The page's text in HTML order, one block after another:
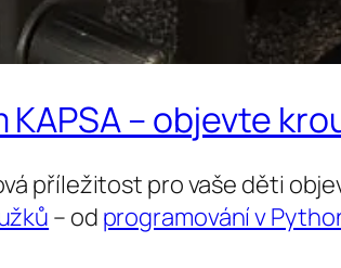
– objevte
příležitost pro vaše děti
– od programování v